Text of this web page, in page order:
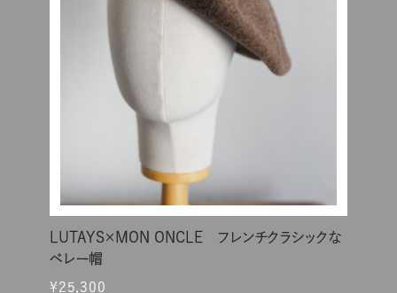
LUTAYS×MON ONCLE フレンチクラシックな
ベレー帽
¥25,300